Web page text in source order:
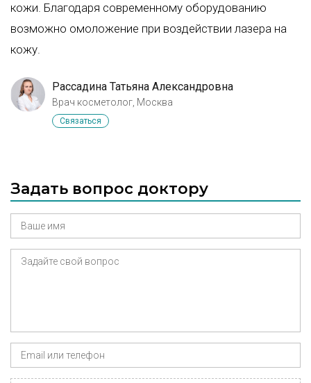
кожи. Благодаря современному оборудованию
возможно омоложение при воздействии лазера на
кожу.
Рассадина Татьяна Александровна
Врач косметолог, Москва
Связаться
Задать вопрос доктору